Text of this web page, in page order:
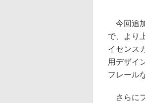
今回追
で、より
イセンス
用デザイ
フレール
さらに